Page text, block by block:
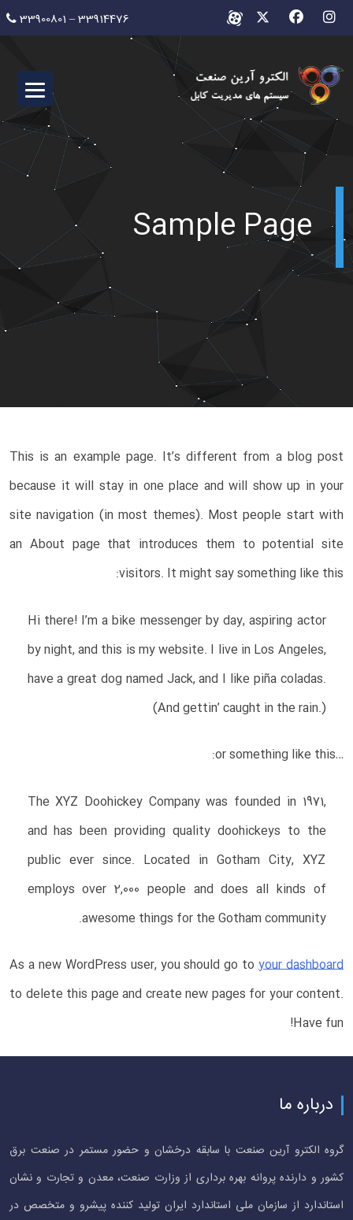
Skip
33900801 – 33914476
Sample Page
This is an example page. It’s different from a blog post
because it will stay in one place and will show up in your
site navigation (in most themes). Most people start with
an About page that introduces them to potential site
visitors. It might say something like this:
Hi there! I’m a bike messenger by day, aspiring actor
by night, and this is my website. I live in Los Angeles,
have a great dog named Jack, and I like piña coladas.
(And gettin’ caught in the rain.)
…or something like this:
The XYZ Doohickey Company was founded in 1971,
and has been providing quality doohickeys to the
public ever since. Located in Gotham City, XYZ
employs over 2,000 people and does all kinds of
awesome things for the Gotham community.
As a new WordPress user, you should go toyour dashboard
to delete this page and create new pages for your content.
Have fun!
درباره ما
گروه الکترو آرین صنعت با سابقه درخشان و حضور مستمر در صنعت برق
کشور و دارنده پروانه بهره برداری از وزارت صنعت، معدن و تجارت و نشان
استاندارد از سازمان ملی استاندارد ایران تولید کننده پیشرو و متخصص در